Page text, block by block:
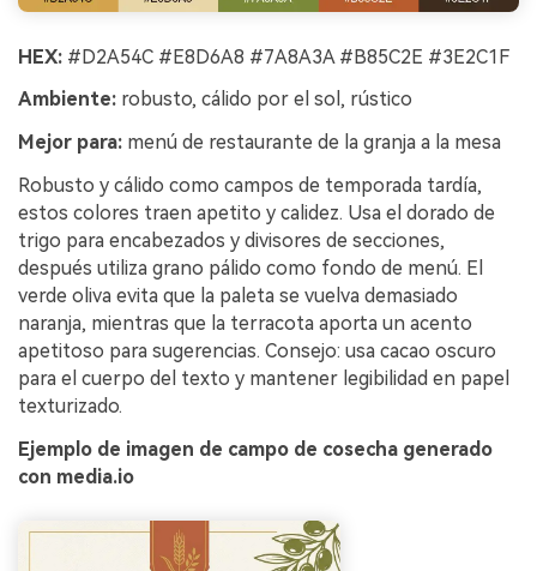
HEX: #D2A54C #E8D6A8 #7A8A3A #B85C2E #3E2C1F
Ambiente: robusto, cálido por el sol, rústico
Mejor para: menú de restaurante de la granja a la mesa
Robusto y cálido como campos de temporada tardía,
estos colores traen apetito y calidez. Usa el dorado de
trigo para encabezados y divisores de secciones,
después utiliza grano pálido como fondo de menú. El
verde oliva evita que la paleta se vuelva demasiado
naranja, mientras que la terracota aporta un acento
apetitoso para sugerencias. Consejo: usa cacao oscuro
para el cuerpo del texto y mantener legibilidad en papel
texturizado.
Ejemplo de imagen de campo de cosecha generado
con media.io